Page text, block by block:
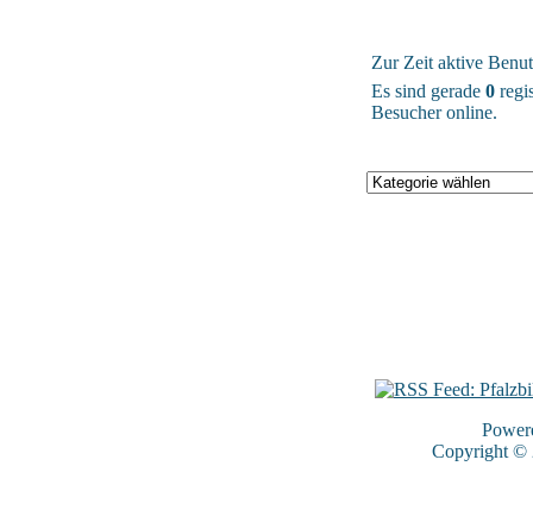
Zur Zeit aktive
Es sind gerade 0
Besucher online.
Copyright ©